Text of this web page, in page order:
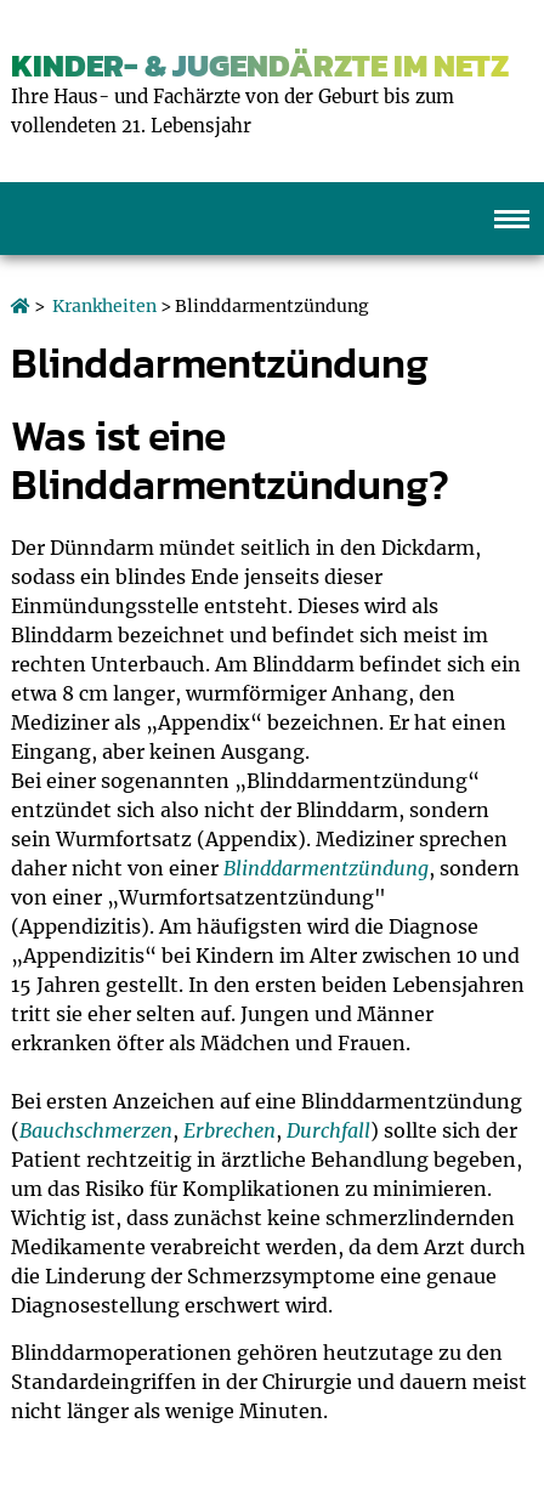
KINDER- & JUGENDÄRZTE IM NETZ
Ihre Haus- und Fachärzte von der Geburt bis zum
vollendeten 21. Lebensjahr
> Krankheiten> Blinddarmentzündung
Blinddarmentzündung
Was ist eine
Blinddarmentzündung?
Der Dünndarm mündet seitlich in den Dickdarm,
sodass ein blindes Ende jenseits dieser
Einmündungsstelle entsteht. Dieses wird als
Blinddarm bezeichnet und befindet sich meist im
rechten Unterbauch. Am Blinddarm befindet sich ein
etwa 8 cm langer, wurmförmiger Anhang, den
Mediziner als „Appendix“ bezeichnen. Er hat einen
Eingang, aber keinen Ausgang.
Bei einer sogenannten „Blinddarmentzündung“
entzündet sich also nicht der Blinddarm, sondern
sein Wurmfortsatz (Appendix). Mediziner sprechen
daher nicht von einer Blinddarmentzündung, sondern
von einer „Wurmfortsatzentzündung"
(Appendizitis). Am häufigsten wird die Diagnose
„Appendizitis“ bei Kindern im Alter zwischen 10 und
15 Jahren gestellt. In den ersten beiden Lebensjahren
tritt sie eher selten auf. Jungen und Männer
erkranken öfter als Mädchen und Frauen.
Bei ersten Anzeichen auf eine Blinddarmentzündung
(Bauchschmerzen, Erbrechen, Durchfall) sollte sich der
Patient rechtzeitig in ärztliche Behandlung begeben,
um das Risiko für Komplikationen zu minimieren.
Wichtig ist, dass zunächst keine schmerzlindernden
Medikamente verabreicht werden, da dem Arzt durch
die Linderung der Schmerzsymptome eine genaue
Diagnosestellung erschwert wird.
Blinddarmoperationen gehören heutzutage zu den
Standardeingriffen in der Chirurgie und dauern meist
nicht länger als wenige Minuten.